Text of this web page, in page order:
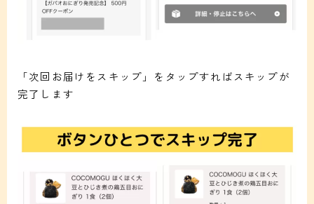
「次回お届けをスキップ」をタップすればスキップが
完了します